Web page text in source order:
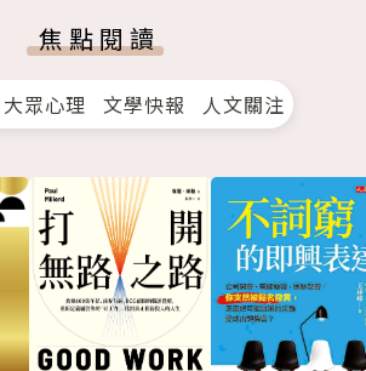
焦點閱讀
大眾心理 文學快報 人文關注